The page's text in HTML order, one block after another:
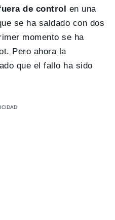
de control en una
se ha saldado con dos
momento se ha
Pero ahora la
que el fallo ha sido